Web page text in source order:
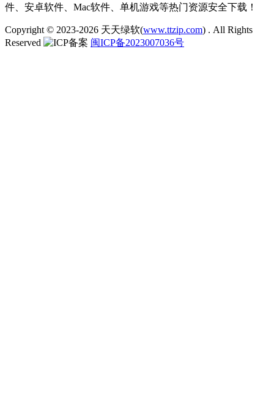
件、安卓软件、Mac软件、单机游戏等热门资源安全下载！
Copyright © 2023-2026 天天绿软(www.ttzip.com) . All Rights
Reserved
闽ICP备2023007036号